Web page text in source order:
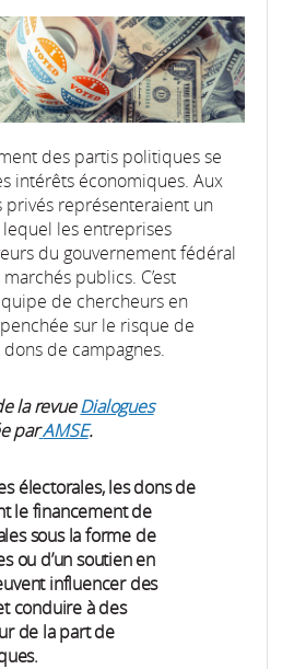
des partis politiques se
intérêts économiques. Aux
privés représenteraient un
les entreprises
du gouvernement fédéral
publics. C’est
de chercheurs en
sur le risque de
de campagnes.
la revueDialogues
parAMSE.
électorales, les dons de
le financement de
sous la forme de
ou d’un soutien en
influencer des
conduire à des
de la part de